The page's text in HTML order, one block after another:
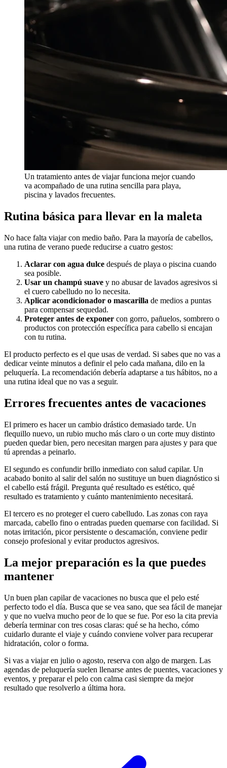
Un tratamiento antes de viajar funciona mejor cuando
va acompañado de una rutina sencilla para playa,
piscina y lavados frecuentes.
Rutina básica para llevar en la maleta
No hace falta viajar con medio baño. Para la mayoría de cabellos,
una rutina de verano puede reducirse a cuatro gestos:
Aclarar con agua dulce después de playa o piscina cuando
sea posible.
Usar un champú suave y no abusar de lavados agresivos si
el cuero cabelludo no lo necesita.
Aplicar acondicionador o mascarilla de medios a puntas
para compensar sequedad.
Proteger antes de exponer con gorro, pañuelos, sombrero o
productos con protección específica para cabello si encajan
con tu rutina.
El producto perfecto es el que usas de verdad. Si sabes que no vas a
dedicar veinte minutos a definir el pelo cada mañana, dilo en la
peluquería. La recomendación debería adaptarse a tus hábitos, no a
una rutina ideal que no vas a seguir.
Errores frecuentes antes de vacaciones
El primero es hacer un cambio drástico demasiado tarde. Un
flequillo nuevo, un rubio mucho más claro o un corte muy distinto
pueden quedar bien, pero necesitan margen para ajustes y para que
tú aprendas a peinarlo.
El segundo es confundir brillo inmediato con salud capilar. Un
acabado bonito al salir del salón no sustituye un buen diagnóstico si
el cabello está frágil. Pregunta qué resultado es estético, qué
resultado es tratamiento y cuánto mantenimiento necesitará.
El tercero es no proteger el cuero cabelludo. Las zonas con raya
marcada, cabello fino o entradas pueden quemarse con facilidad. Si
notas irritación, picor persistente o descamación, conviene pedir
consejo profesional y evitar productos agresivos.
La mejor preparación es la que puedes
mantener
Un buen plan capilar de vacaciones no busca que el pelo esté
perfecto todo el día. Busca que se vea sano, que sea fácil de manejar
y que no vuelva mucho peor de lo que se fue. Por eso la cita previa
debería terminar con tres cosas claras: qué se ha hecho, cómo
cuidarlo durante el viaje y cuándo conviene volver para recuperar
hidratación, color o forma.
Si vas a viajar en julio o agosto, reserva con algo de margen. Las
agendas de peluquería suelen llenarse antes de puentes, vacaciones y
eventos, y preparar el pelo con calma casi siempre da mejor
resultado que resolverlo a última hora.